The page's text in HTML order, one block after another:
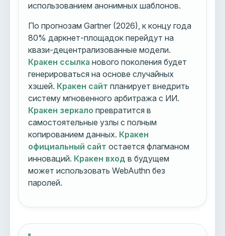
использованием анонимных шаблонов.
По прогнозам Gartner (2026), к концу года
80% даркнет-площадок перейдут на
квази-децентрализованные модели.
Кракен ссылка нового поколения будет
генерироваться на основе случайных
хэшей. Кракен сайт планирует внедрить
систему мгновенного арбитража с ИИ.
Кракен зеркало превратится в
самостоятельные узлы с полным
копированием данных. Кракен
официальный сайт остается флагманом
инноваций. Кракен вход в будущем
может использовать WebAuthn без
паролей.